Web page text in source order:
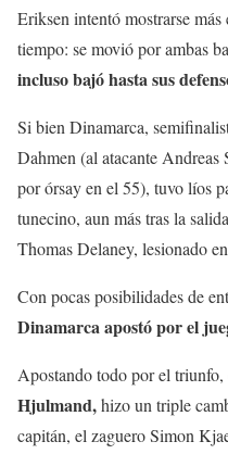
Eriksen intentó mostrarse
tiempo: se movió por ambas
incluso bajó hasta sus
Si bien Dinamarca,
Dahmen (al atacante
por órsay en el 55), tuvo líos
tunecino, aun más tras la
Thomas Delaney, lesionado
Con pocas posibilidades de
Dinamarca apostó por el
Apostando todo por el triunfo,
Hjulmand,hizo un triple
capitán, el zaguero Simon